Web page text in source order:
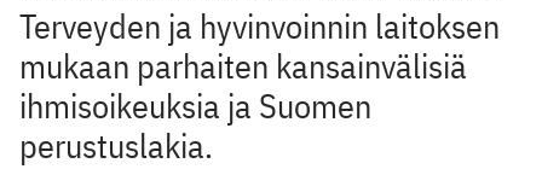
Terveyden ja hyvinvoinnin laitoksen
mukaan parhaiten kansainvälisiä
ihmisoikeuksia ja Suomen
perustuslakia.